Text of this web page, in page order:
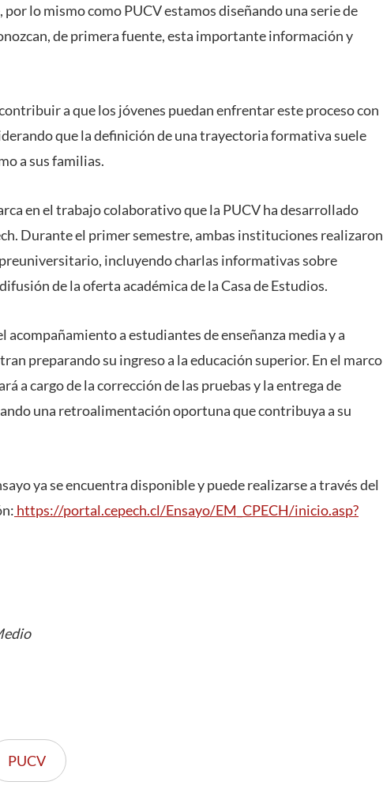
lo mismo como PUCV estamos diseñando una serie de
de primera fuente, esta importante información y
a que los jóvenes puedan enfrentar este proceso con
que la definición de una trayectoria formativa suele
a sus familias.
en el trabajo colaborativo que la PUCV ha desarrollado
Durante el primer semestre, ambas instituciones realizaron
incluyendo charlas informativas sobre
de la oferta académica de la Casa de Estudios.
a estudiantes de enseñanza media y a
preparando su ingreso a la educación superior. En el marco
a cargo de la corrección de las pruebas y la entrega de
una retroalimentación oportuna que contribuya a su
ya se encuentra disponible y puede realizarse a través del
https://portal.cepech.cl/Ensayo/EM_CPECH/inicio.asp?
PUCV